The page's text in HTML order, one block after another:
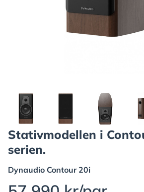
Stativmodellen i
serien.
Dynaudio Contour 20i